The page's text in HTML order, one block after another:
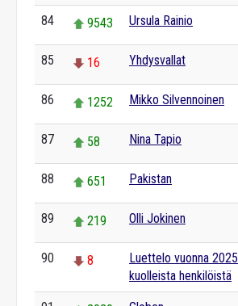
84 9543 Ursula Rainio
85 16 Yhdysvallat
86 1252 Mikko Silvennoinen
87 58 Nina Tapio
88 651 Pakistan
89 219 Olli Jokinen
90 8
Luettelo vuonna 2025
kuolleista henkilöistä